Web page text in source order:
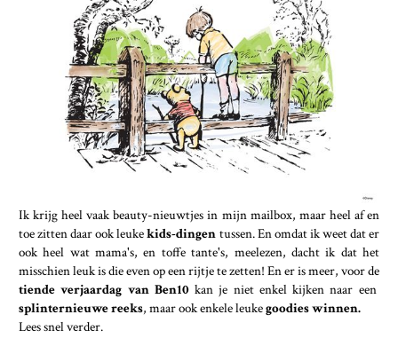
Ik krijg heel vaak beauty-nieuwtjes in mijn mailbox, maar heel af en
toe zitten daar ook leukekids-dingen tussen. En omdat ik weet dat er
ook heel wat mama's, en toffe tante's, meelezen, dacht ik dat het
misschien leuk is die even op een rijtje te zetten! En er is meer, voor de
tiende verjaardag van Ben10kan je niet enkel kijken naar een
splinternieuwe reeks, maar ook enkele leukegoodies winnen.
Lees snel verder.